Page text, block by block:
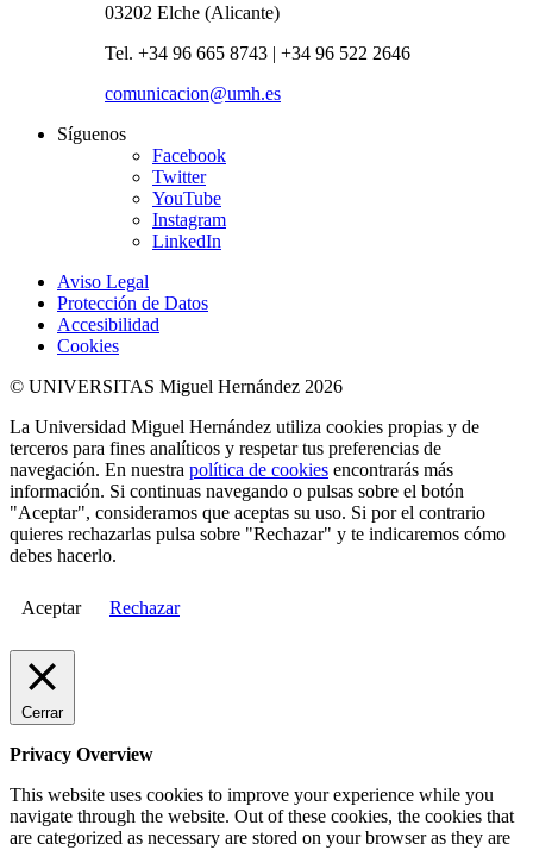
03202 Elche (Alicante)
Tel. +34 96 665 8743 | +34 96 522 2646
comunicacion@umh.es
Síguenos
Facebook
Twitter
YouTube
Instagram
LinkedIn
Aviso Legal
Protección de Datos
Accesibilidad
Cookies
© UNIVERSITAS Miguel Hernández 2026
La Universidad Miguel Hernández utiliza cookies propias y de
terceros para fines analíticos y respetar tus preferencias de
navegación. En nuestra política de cookies encontrarás más
información. Si continuas navegando o pulsas sobre el botón
"Aceptar", consideramos que aceptas su uso. Si por el contrario
quieres rechazarlas pulsa sobre "Rechazar" y te indicaremos cómo
debes hacerlo.
Aceptar Rechazar
Cerrar
Privacy Overview
This website uses cookies to improve your experience while you
navigate through the website. Out of these cookies, the cookies that
are categorized as necessary are stored on your browser as they are